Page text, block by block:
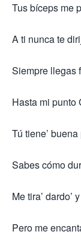
Tus bíceps me
A ti nunca te
Siempre llegas
Hasta mi punto
Tú tiene’
Sabes cómo
Me tira’ dardo’
Pero me